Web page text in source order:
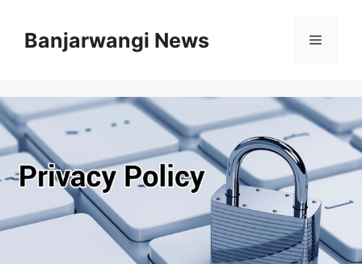
Banjarwangi News Menu